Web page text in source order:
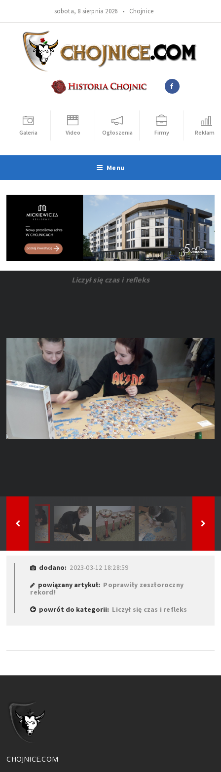
sobota, 8 sierpnia 2026 • Chojnice
Galeria Video Ogłoszenia Firmy Reklama
Menu
Liczył się czas i refleks
dodano: 2023-03-12 18:28:59
powiązany artykuł: Poprawiły zeszłoroczny
rekord!
powrót do kategorii: Liczył się czas i refleks
CHOJNICE.COM